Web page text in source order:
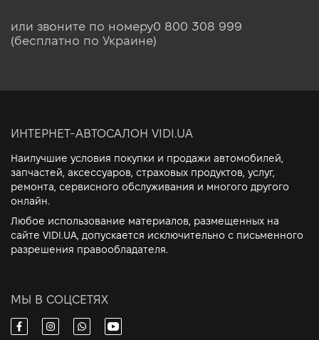
или звоните по номеру0 800 308 999
(бесплатно по Украине)
ИНТЕРНЕТ-АВТОСАЛОН VIDI.UA
Наилучшие условия покупки и продажи автомобилей,
запчастей, аксессуаров, страховых продуктов, услуг,
ремонта, сервисного обслуживания и многого другого
онлайн.
Любое использование материалов, размещенных на
сайте VIDI.UA, допускается исключительно с письменного
разрешения правообладателя.
МЫ В СОЦСЕТЯХ